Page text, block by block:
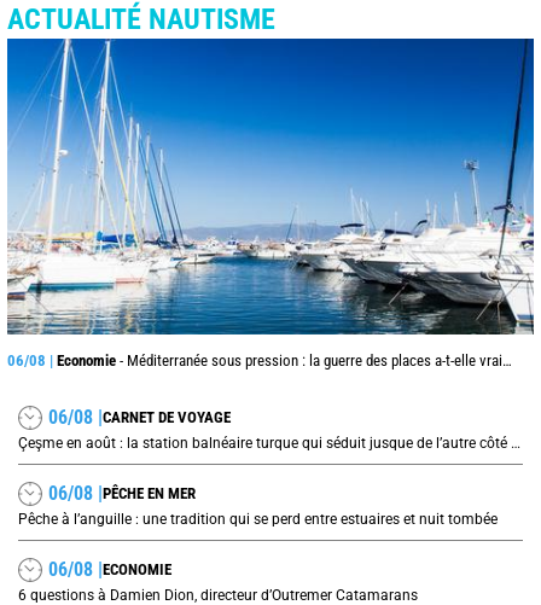
ACTUALITÉ NAUTISME
06/08 | Economie - Méditerranée sous pression : la guerre des places a-t-elle vraiment commencé ?
06/08 |CARNET DE VOYAGE
Çeşme en août : la station balnéaire turque qui séduit jusque de l’autre côté de la mer Égée
06/08 |PÊCHE EN MER
Pêche à l’anguille : une tradition qui se perd entre estuaires et nuit tombée
06/08 |ECONOMIE
6 questions à Damien Dion, directeur d’Outremer Catamarans